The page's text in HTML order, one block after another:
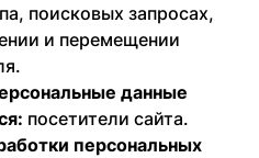
поисковых запросах,
и перемещении
данные
посетители сайта.
персональных